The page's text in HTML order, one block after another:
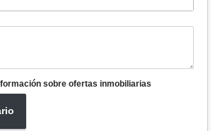
sobre ofertas inmobiliarias